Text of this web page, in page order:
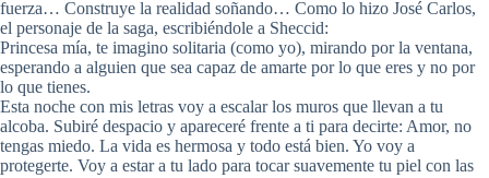
fuerza… Construye la realidad soñando… Como lo hizo José Carlos,
el personaje de la saga, escribiéndole a Sheccid:
Princesa mía, te imagino solitaria (como yo), mirando por la ventana,
esperando a alguien que sea capaz de amarte por lo que eres y no por
lo que tienes.
Esta noche con mis letras voy a escalar los muros que llevan a tu
alcoba. Subiré despacio y apareceré frente a ti para decirte: Amor, no
tengas miedo. La vida es hermosa y todo está bien. Yo voy a
protegerte. Voy a estar a tu lado para tocar suavemente tu piel con las